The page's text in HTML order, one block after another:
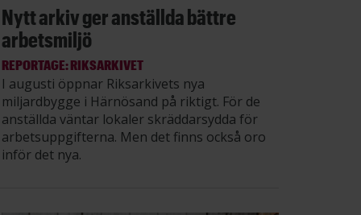
Nytt arkiv ger anställda bättre
arbetsmiljö
REPORTAGE: RIKSARKIVET
I augusti öppnar Riksarkivets nya
miljardbygge i Härnösand på riktigt. För de
anställda väntar lokaler skräddarsydda för
arbetsuppgifterna. Men det finns också oro
inför det nya.